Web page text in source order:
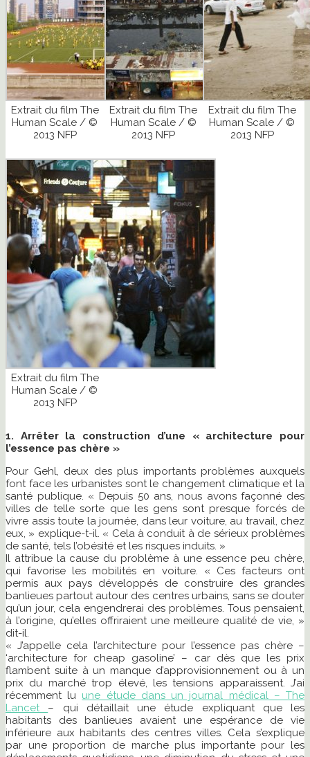
Extrait du film The
Human Scale / ©
2013 NFP
Extrait du film The
Human Scale / ©
2013 NFP
Extrait du film The
Human Scale / ©
2013 NFP
Extrait du film The
Human Scale / ©
2013 NFP
1. Arrêter la construction d’une « architecture pour
l’essence pas chère »
Pour Gehl, deux des plus importants problèmes auxquels
font face les urbanistes sont le changement climatique et la
santé publique. « Depuis 50 ans, nous avons façonné des
villes de telle sorte que les gens sont presque forcés de
vivre assis toute la journée, dans leur voiture, au travail, chez
eux, » explique-t-il. « Cela à conduit à de sérieux problèmes
de santé, tels l’obésité et les risques induits. »
Il attribue la cause du problème à une essence peu chère,
qui favorise les mobilités en voiture. « Ces facteurs ont
permis aux pays développés de construire des grandes
banlieues partout autour des centres urbains, sans se douter
qu’un jour, cela engendrerai des problèmes. Tous pensaient,
à l’origine, qu’elles offriraient une meilleure qualité de vie, »
dit-il.
« J’appelle cela l’architecture pour l’essence pas chère –
‘architecture for cheap gasoline’ – car dès que les prix
flambent suite à un manque d’approvisionnement ou à un
prix du marché trop élevé, les tensions apparaissent. J’ai
récemment lu une étude dans un journal médical – The
Lancet – qui détaillait une étude expliquant que les
habitants des banlieues avaient une espérance de vie
inférieure aux habitants des centres villes. Cela s’explique
par une proportion de marche plus importante pour les